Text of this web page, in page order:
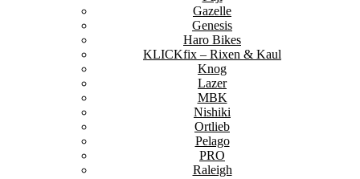
Gazelle
Genesis
Haro Bikes
KLICKfix – Rixen & Kaul
Knog
Lazer
MBK
Nishiki
Ortlieb
Pelago
PRO
Raleigh